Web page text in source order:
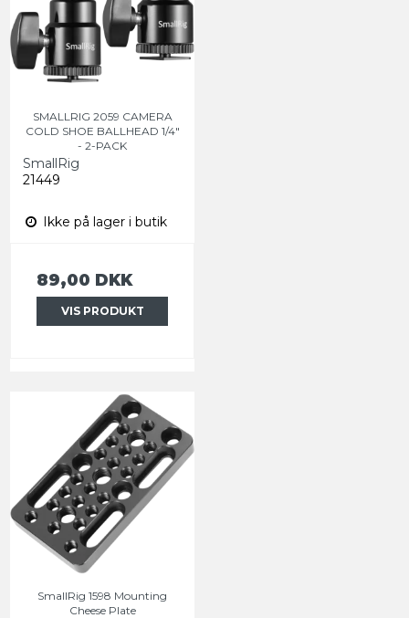
SMALLRIG 2059 CAMERA
COLD SHOE BALLHEAD 1/4"
- 2-PACK
SmallRig
21449
Ikke på lager i butik
89,00 DKK
VIS PRODUKT
SmallRig 1598 Mounting
Cheese Plate